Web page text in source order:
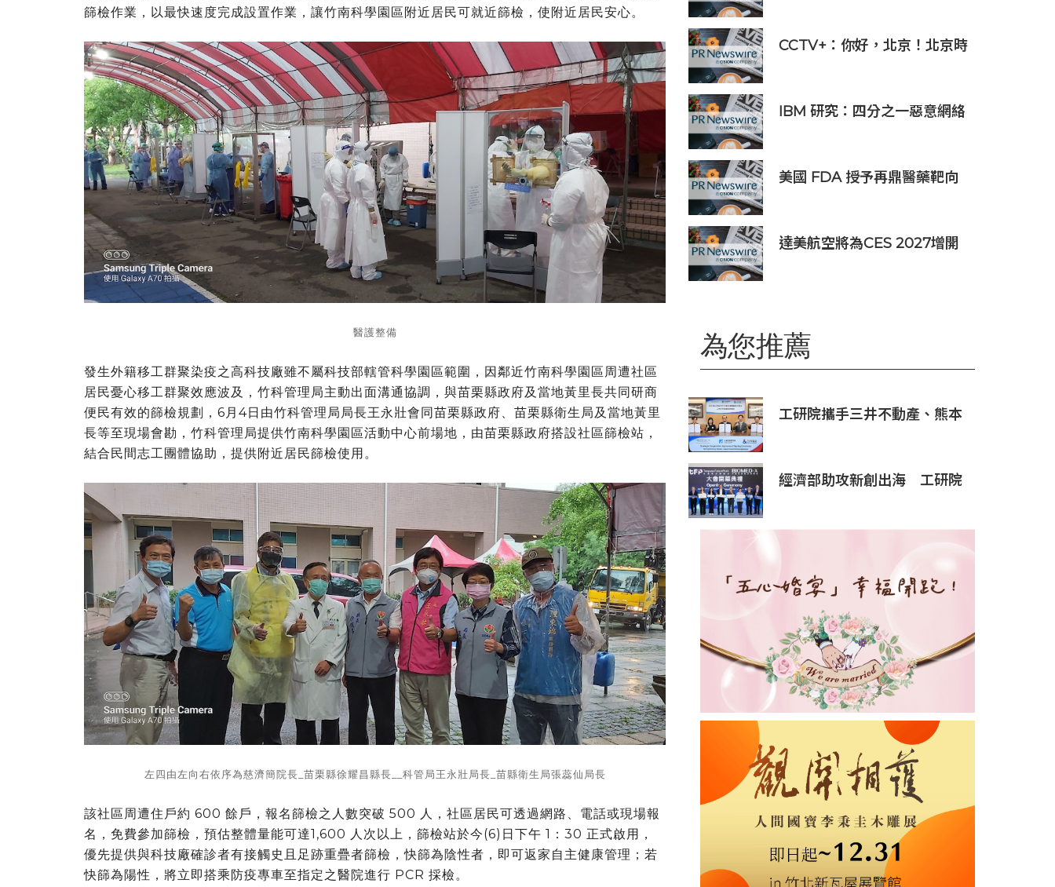
篩檢作業，以最快速度完成設置作業，讓竹南科學園區附近居民可就近篩檢，使附近居民安心。
醫護整備
發生外籍移工群聚染疫之高科技廠雖不屬科技部轄管科學園區範圍，因鄰近竹南科學園區周遭社區
居民憂心移工群聚效應波及，竹科管理局主動出面溝通協調，與苗栗縣政府及當地黃里長共同研商
便民有效的篩檢規劃，6月4日由竹科管理局局長王永壯會同苗栗縣政府、苗栗縣衛生局及當地黃里
長等至現場會勘，竹科管理局提供竹南科學園區活動中心前場地，由苗栗縣政府搭設社區篩檢站，
結合民間志工團體協助，提供附近居民篩檢使用。
左四由左向右依序為慈濟簡院長_苗栗縣徐耀昌縣長__科管局王永壯局長_苗縣衛生局張蕊仙局長
該社區周遭住戶約 600 餘戶，報名篩檢之人數突破 500 人，社區居民可透過網路、電話或現場報
名，免費參加篩檢，預估整體量能可達1,600 人次以上，篩檢站於今(6)日下午 1：30 正式啟用，
優先提供與科技廠確診者有接觸史且足跡重疊者篩檢，快篩為陰性者，即可返家自主健康管理；若
快篩為陽性，將立即搭乘防疫專車至指定之醫院進行 PCR 採檢。
CCTV+：你好，北京！北京時
IBM 研究：四分之一惡意網絡
美國 FDA 授予再鼎醫藥靶向
Pelitecan（Zoci）孤兒藥資
格認定，用於治療神經內分泌
達美航空將為CES 2027增開
為您推薦
工研院攜手三井不動產、熊本
與應用市場商機
經濟部助攻新創出海 工研院